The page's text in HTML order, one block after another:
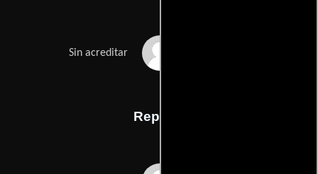
Sin acreditar
Reparto